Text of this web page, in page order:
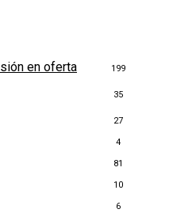
en oferta 199
35
27
4
81
10
6